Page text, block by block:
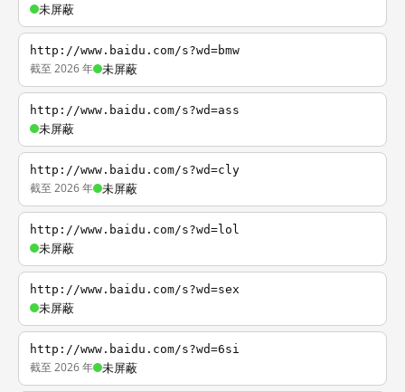
未屏蔽
http://www.baidu.com/s?wd=bmw
截至 2026 年 未屏蔽
http://www.baidu.com/s?wd=ass
未屏蔽
http://www.baidu.com/s?wd=cly
截至 2026 年 未屏蔽
http://www.baidu.com/s?wd=lol
未屏蔽
http://www.baidu.com/s?wd=sex
未屏蔽
http://www.baidu.com/s?wd=6si
截至 2026 年 未屏蔽